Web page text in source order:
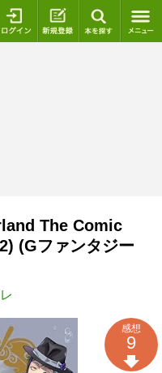
ログイン 新規登録
The Comic
(Gファンタジー
感想
9